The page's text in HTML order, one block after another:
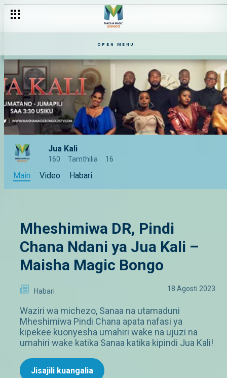
OPEN MENU
Jua Kali
160 Tamthilia 16
Main Video Habari
Mheshimiwa DR, Pindi
Chana Ndani ya Jua Kali –
Maisha Magic Bongo
Habari 18 Agosti 2023
Waziri wa michezo, Sanaa na utamaduni
Mheshimiwa Pindi Chana apata nafasi ya
kipekee kuonyesha umahiri wake na ujuzi na
umahiri wake katika Sanaa katika kipindi Jua Kali!
Jisajili kuangalia